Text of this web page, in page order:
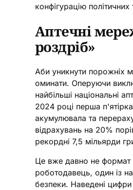
конфігурацію
Аптечні
роздріб»
Аби уникнути порожніх
оминати. Оперуючи
найбільші національні
2024 році перша
акумулювала та
відрахувань на 20%
рекордні 7,5 мільярди
Це вже давно не формат
роботодавець, один із
безпеки. Наведені